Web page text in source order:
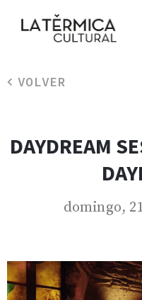
VOLVER
DAYDREAM
domingo,